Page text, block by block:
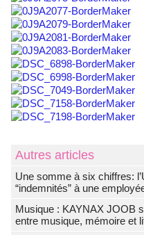
Autres articles
Une somme à six chiffres:
“indemnités” à une
Musique : KAYNAX JOOB
entre musique, mémoire et